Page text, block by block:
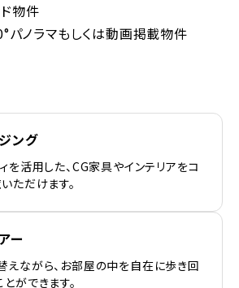
物件
パノラマもしくは動画掲載物件
ング
を活用した、CG家具やインテリアをコ
ただけます。
ー
えながら、お部屋の中を自在に歩き回
ができます。